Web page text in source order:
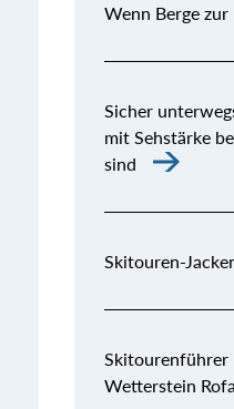
Wenn Berge
Sicher
mit Sehstärke
sind
Skitouren-
Skitourenführer
Wetterstein